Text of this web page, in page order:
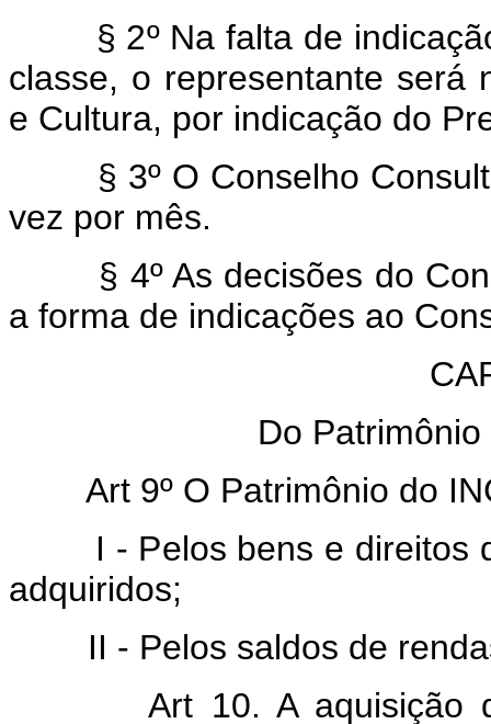
§ 2º Na falta de indicação
classe, o representante será
e Cultura, por indicação do
§ 3º O Conselho
vez por mês.
§ 4º As decisões do
a forma de indicações ao
Do
Art 9º O Patrimônio do
I - Pelos bens e direitos
adquiridos;
II - Pelos saldos de
Art 10. A aquisição